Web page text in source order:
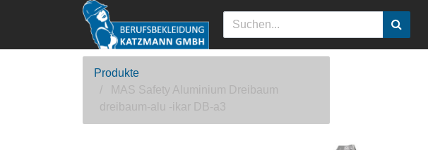
Produkte
MAS Safety Aluminium Dreibaum
dreibaum-alu -ikar DB-a3